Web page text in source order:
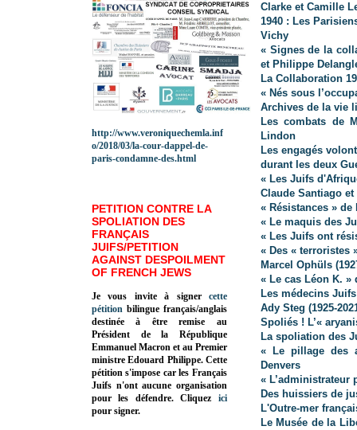
Clarke et Camille
1940 : Les
Vichy
« Signes de la
et Philippe
La Collaboration
« Nés sous
Archives de la vie
Les combats de
Lindon
Les engagés
durant les deux
« Les Juifs
Claude Santiago
« Résistances » de
« Le maquis des
« Les Juifs ont
« Des « terroristes
Marcel Ophüls
« Le cas Léon K. »
Les médecins
Ady Steg (1925-
Spoliés ! L’«
La spoliation des
« Le pillage des
Denvers
« L’administrateur
Des huissiers de
L'Outre-mer
Le Musée de la
http://www.veroniquechemla.inf
o/2018/03/la-cour-dappel-de-
paris-condamne-des.html
PETITION CONTRE LA
SPOLIATION DES
FRANÇAIS
JUIFS/PETITION
AGAINST DESPOILMENT
OF FRENCH JEWS
Je vous invite à signer cette
pétition bilingue français/anglais
destinée à être remise au
Président de la République
Emmanuel Macron et au Premier
ministre Edouard Philippe. Cette
pétition s'impose car les Français
Juifs n'ont aucune organisation
pour les défendre. Cliquez
ici
pour signer.